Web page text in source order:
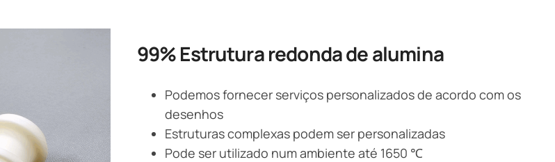
Polski
99% Estrutura redonda de alumina
Podemos fornecer serviços personalizados de acordo com os
desenhos
Estruturas complexas podem ser personalizadas
Pode ser utilizado num ambiente até 1650 ℃